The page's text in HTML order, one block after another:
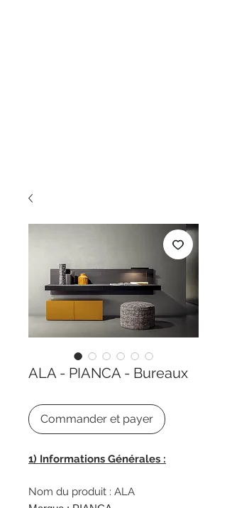
ALA - PIANCA - Bureaux
Commander et payer
1) Informations Générales :
Nom du produit : ALA